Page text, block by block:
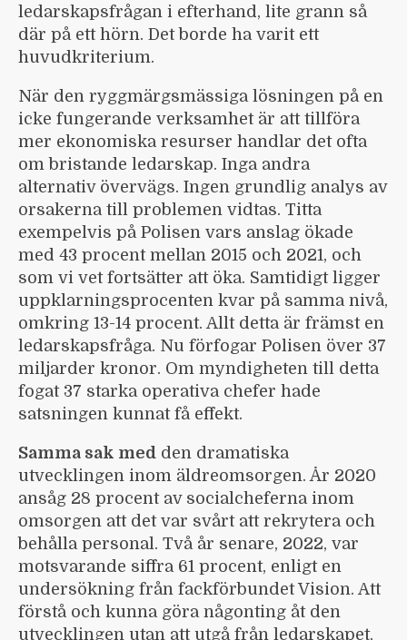
ledarskapsfrågan i efterhand, lite grann så
där på ett hörn. Det borde ha varit ett
huvudkriterium.
När den ryggmärgsmässiga lösningen på en
icke fungerande verksamhet är att tillföra
mer ekonomiska resurser handlar det ofta
om bristande ledarskap. Inga andra
alternativ övervägs. Ingen grundlig analys av
orsakerna till problemen vidtas. Titta
exempelvis på Polisen vars anslag ökade
med 43 procent mellan 2015 och 2021, och
som vi vet fortsätter att öka. Samtidigt ligger
uppklarningsprocenten kvar på samma nivå,
omkring 13-14 procent. Allt detta är främst en
ledarskapsfråga. Nu förfogar Polisen över 37
miljarder kronor. Om myndigheten till detta
fogat 37 starka operativa chefer hade
satsningen kunnat få effekt.
Samma sak med den dramatiska
utvecklingen inom äldreomsorgen. År 2020
ansåg 28 procent av socialcheferna inom
omsorgen att det var svårt att rekrytera och
behålla personal. Två år senare, 2022, var
motsvarande siffra 61 procent, enligt en
undersökning från fackförbundet Vision. Att
förstå och kunna göra någonting åt den
utvecklingen utan att utgå från ledarskapet,